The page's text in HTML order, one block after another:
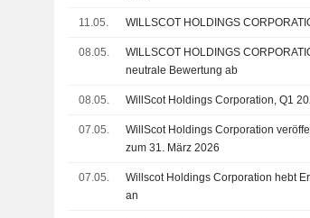
11.05.
08.05.
WILLSCOT HOLDINGS CORPORATION : Deutsche Bank Securities
neutrale Bewertung ab
08.05. WillScot Holdings Corporation, Q1
07.05.
WillScot Holdings Corporation
zum 31. März 2026
07.05.
Willscot Holdings Corporation hebt
an